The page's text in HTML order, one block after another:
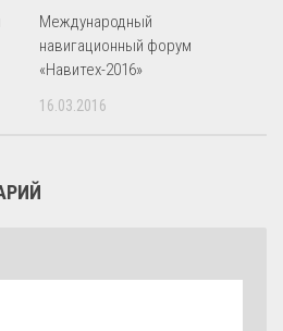
Международный
навигационный форум
«Навитех-2016»
16.03.2016